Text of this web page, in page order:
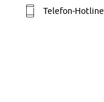
Telefon-Hotline